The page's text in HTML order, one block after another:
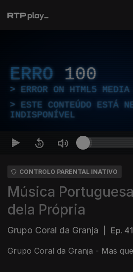
ERRO 100
ERROR ON HTML5 MEDIA
ESTE CONTEÚDO ESTÁ
INDISPONÍVEL
CONTROLO PARENTAL INATIVO
Música
dela Própria
Grupo Coral da Granja Ep. 41
Grupo Coral da Granja - Mas